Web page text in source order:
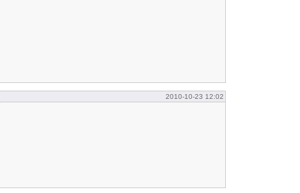
2010-10-23 12:02